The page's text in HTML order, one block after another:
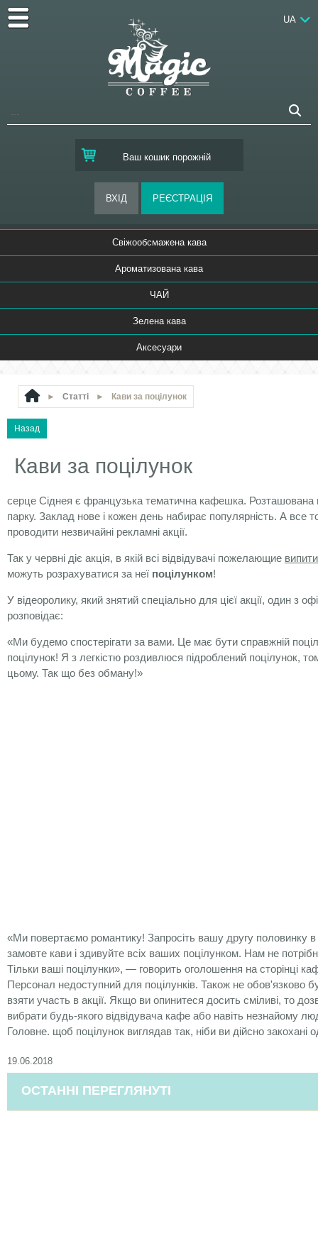
Ваш кошик порожній
UA
Свіжообсмажена кава
Ароматизована кава
ЧАЙ
Зелена кава
Аксесуари
► Статті ► Кави за поцілунок
Кави за поцілунок
серце Сіднея є французька тематична кафешка. Розташована
парку. Заклад нове і кожен день набирає популярність. А все
проводити незвичайні рекламні акції.
Так у червні діє акція, в якій всі відвідувачі пожелающие
можуть розрахуватися за неї поцілунком!
У відеоролику, який знятий спеціально для цієї акції, один з
розповідає:
«Ми будемо спостерігати за вами. Це має бути справжній
поцілунок! Я з легкістю роздивлюся підроблений поцілунок,
цьому. Так що без обману!»
«Ми повертаємо романтику! Запросіть вашу другу половинку
замовте кави і здивуйте всіх ваших поцілунком. Нам не
Тільки ваші поцілунки», — говорить оголошення на сторінці
Персонал недоступний для поцілунків. Також не обов'язково
взяти участь в акції. Якщо ви опинитеся досить сміливі, то
вибрати будь-якого відвідувача кафе або навіть незнайому
Головне. щоб поцілунок виглядав так, ніби ви дійсно закохані
19.06.2018
ОСТАННІ ПЕРЕГЛЯНУТІ